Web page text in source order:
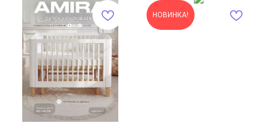
НОВИНКА!